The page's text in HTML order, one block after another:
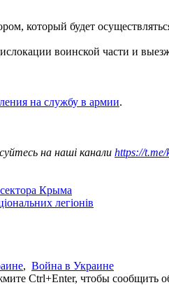
который будет
воинской части и
на службу в армии.
на наші канали https://t.me/
Крыма
легіонів
, Война в Украине
Ctrl+Enter, чтобы сообщить